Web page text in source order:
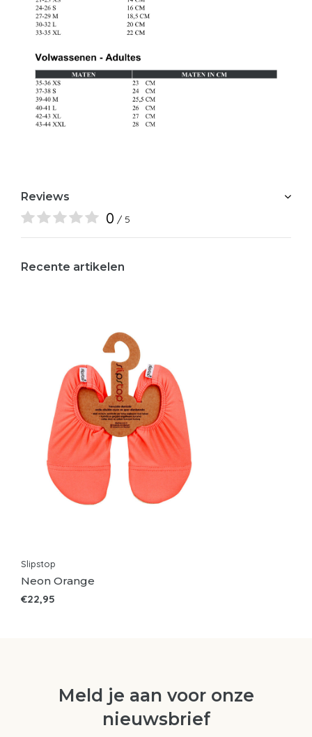
Reviews
0 / 5
Recente artikelen
Slipstop
Neon Orange
€22,95
Meld je aan voor onze
nieuwsbrief